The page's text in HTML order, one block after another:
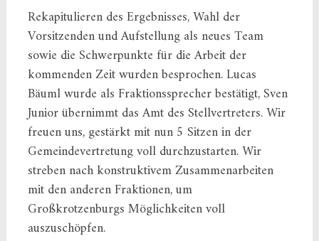
Rekapitulieren des Ergebnisses, Wahl der
Vorsitzenden und Aufstellung als neues Team
sowie die Schwerpunkte für die Arbeit der
kommenden Zeit wurden besprochen. Lucas
Bäuml wurde als Fraktionssprecher bestätigt, Sven
Junior übernimmt das Amt des Stellvertreters. Wir
freuen uns, gestärkt mit nun 5 Sitzen in der
Gemeindevertretung voll durchzustarten. Wir
streben nach konstruktivem Zusammenarbeiten
mit den anderen Fraktionen, um
Großkrotzenburgs Möglichkeiten voll
auszuschöpfen.